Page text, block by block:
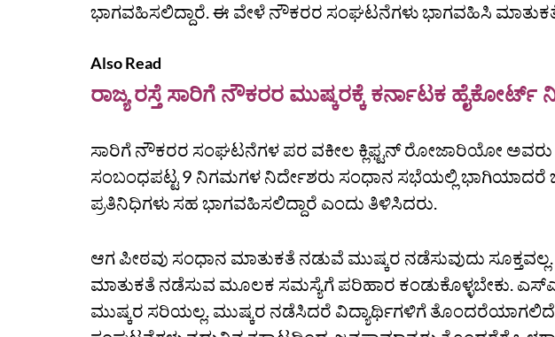
ಭಾಗವಹಿಸಲಿದ್ದಾರೆ. ಈ ವೇಳೆ ನೌಕರರ ಸಂಘಟನೆಗಳು ಭಾಗವಹಿಸಿ
Also Read
ರಾಜ್ಯ ರಸ್ತೆ ಸಾರಿಗೆ ನೌಕರರ ಮುಷ್ಕರಕ್ಕೆ ಕರ್ನಾಟಕ ಹೈಕೋರ್ಟ್‌
ಸಾರಿಗೆ ನೌಕರರ ಸಂಘಟನೆಗಳ‌ ಪರ ವಕೀಲ ಕ್ಲಿಫ್ಟನ್‌ ರೋಜಾರಿಯೋ
ಸಂಬಂಧಪಟ್ಟ 9 ನಿಗಮಗಳ ನಿರ್ದೇಶರು ಸಂಧಾನ ಸಭೆಯಲ್ಲಿ
ಪ್ರತಿನಿಧಿಗಳು ಸಹ ಭಾಗವಹಿಸಲಿದ್ದಾರೆ ಎಂದು ತಿಳಿಸಿದರು.
ಆಗ ಪೀಠವು ಸಂಧಾನ ಮಾತುಕತೆ ನಡುವೆ ಮುಷ್ಕರ ನಡೆಸುವುದು
ಮಾತುಕತೆ ನಡೆಸುವ ಮೂಲಕ‌ ಸಮಸ್ಯೆಗೆ ಪರಿಹಾರ ಕಂಡುಕೊಳ್ಳಬೇಕು.
ಮುಷ್ಕರ ಸರಿಯಲ್ಲ. ಮುಷ್ಕರ ನಡೆಸಿದರೆ ವಿದ್ಯಾರ್ಥಿಗಳಿಗೆ